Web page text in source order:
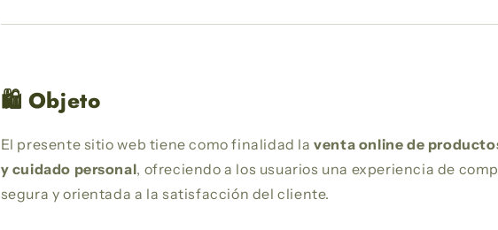
🛍️ Objeto
El presente sitio web tiene como finalidad laventa online de
y cuidado personal, ofreciendo a los usuarios una experiencia de
segura y orientada a la satisfacción del cliente.